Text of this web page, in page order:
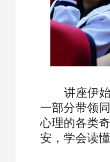
讲座伊始
一部分带领
心理的各类
安，学会读